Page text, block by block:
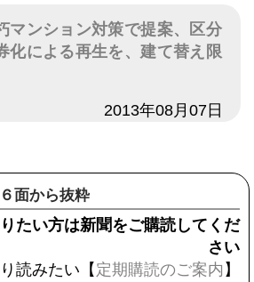
マンション対策で提案、区分
化による再生を、建て替え限
2013年08月07日
面から抜粋
たい方は新聞をご購読してくだ
さい
読みたい【定期購読のご案内 】